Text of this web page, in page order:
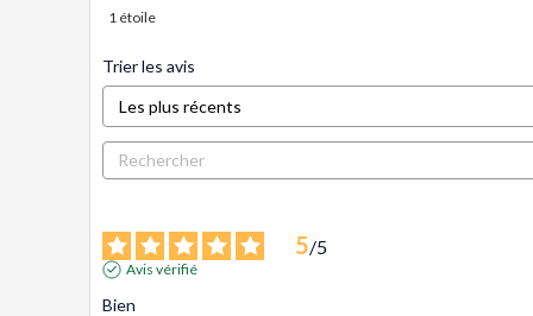
1 étoile
Trier les avis
5/5
Avis vérifié
Bien